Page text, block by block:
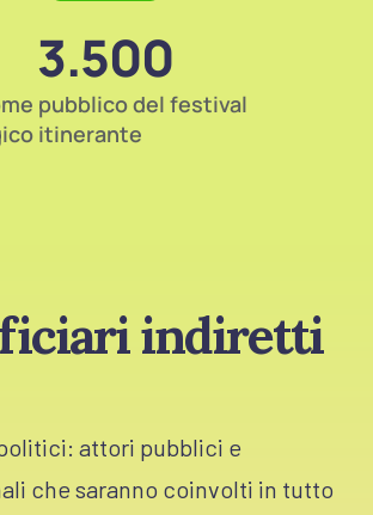
pubblico del festival
itinerante
3.500
indiretti
attori pubblici e
che saranno coinvolti in tutto